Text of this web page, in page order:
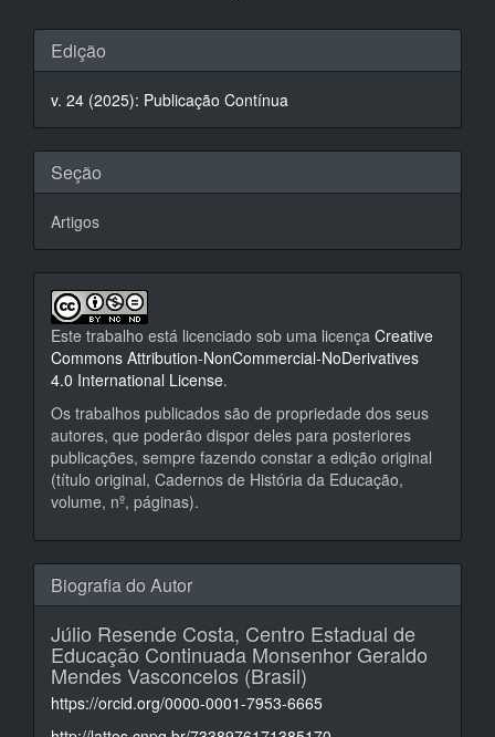
Detalhes
do
artigo
Edição
v. 24 (2025): Publicação Contínua
Seção
Artigos
Este trabalho está licenciado sob uma licença Creative
Commons Attribution-NonCommercial-NoDerivatives
4.0 International License.
Os trabalhos publicados são de propriedade dos seus
autores, que poderão dispor deles para posteriores
publicações, sempre fazendo constar a edição original
(título original, Cadernos de História da Educação,
volume, nº, páginas).
Biografia do Autor
Júlio Resende Costa, Centro Estadual de
Educação Continuada Monsenhor Geraldo
Mendes Vasconcelos (Brasil)
https://orcid.org/0000-0001-7953-6665